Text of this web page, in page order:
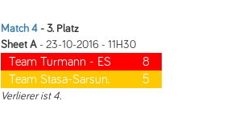
Match 4 - 3. Platz
Sheet A - 23-10-2016 - 11H30
Team Turmann - ES
8
Team Stasa-Sarsun.
5
Verlierer ist 4.